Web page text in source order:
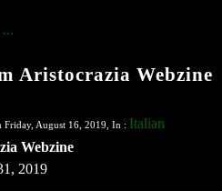
Aristocrazia Webzine
Friday, August 16, 2019, In : Italian
Webzine
2019